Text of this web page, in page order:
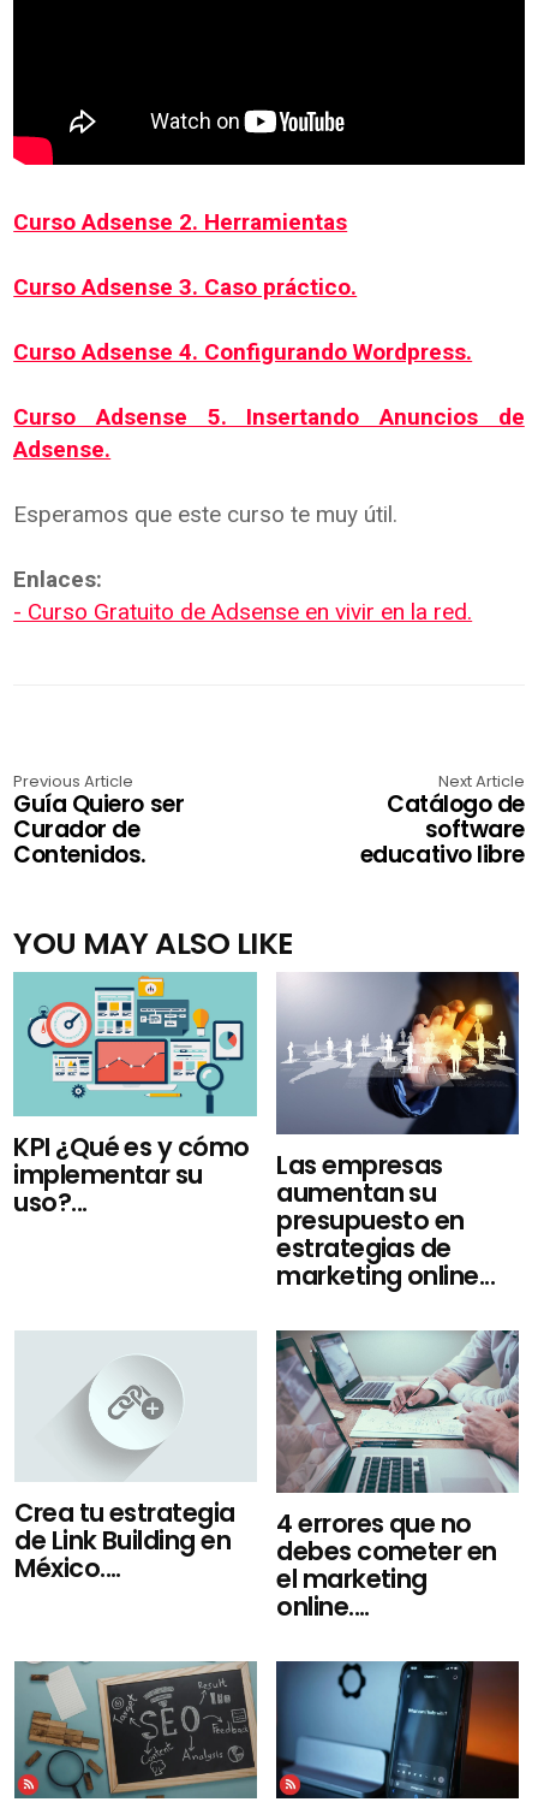
Curso Adsense 2. Herramientas
Curso Adsense 3. Caso práctico.
Curso Adsense 4. Configurando Wordpress.
Curso Adsense 5. Insertando Anuncios de
Adsense.
Esperamos que este curso te muy útil.
Enlaces:
- Curso Gratuito de Adsense en vivir en la red.
Previous Article
Guía Quiero ser
Curador de
Contenidos.
Next Article
Catálogo de
software
educativo libre
YOU MAY ALSO LIKE
KPI ¿Qué es y cómo
implementar su
uso?...
Las empresas
aumentan su
presupuesto en
estrategias de
marketing online...
Crea tu estrategia
de Link Building en
México....
4 errores que no
debes cometer en
el marketing
online....